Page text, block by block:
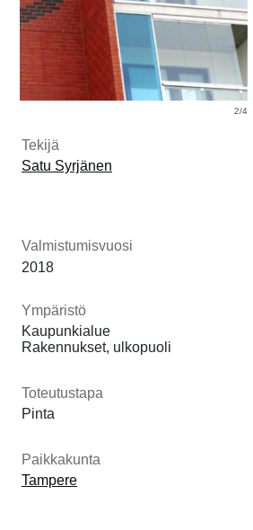
Tekijä
Satu Syrjänen
Valmistumisvuosi
2018
Ympäristö
Kaupunkialue
Rakennukset, ulkopuoli
Toteutustapa
Pinta
Paikkakunta
Tampere